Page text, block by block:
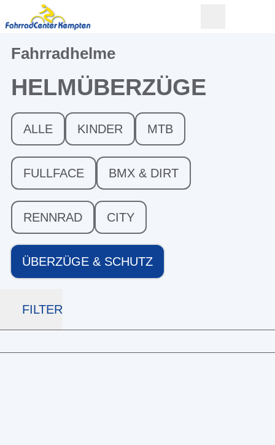
Fahrradhelme
HELMÜBERZÜGE
ALLE KINDER MTB
FULLFACE BMX & DIRT
RENNRAD CITY
ÜBERZÜGE & SCHUTZ
FILTER